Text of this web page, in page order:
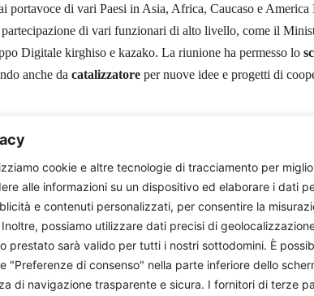
cookie e altre tecnologie di tracciamento per
alle informazioni su un dispositivo ed elaborare i dati
e contenuti personalizzati, per consentire la
possiamo utilizzare dati precisi di
prestato sarà valido per tutti i nostri sottodomini. È
"Preferenze di consenso" nella parte inferiore dello
di navigazione trasparente e sicura. I fornitori di terze
portavoce di vari Paesi in Asia, Africa, Caucaso e America
di vari funzionari di alto livello, come il
Digitale kirghiso e kazako. La riunione ha permesso lo
anche da catalizzatore per nuove idee e progetti di
CC BY-NC-SA
facciamo?